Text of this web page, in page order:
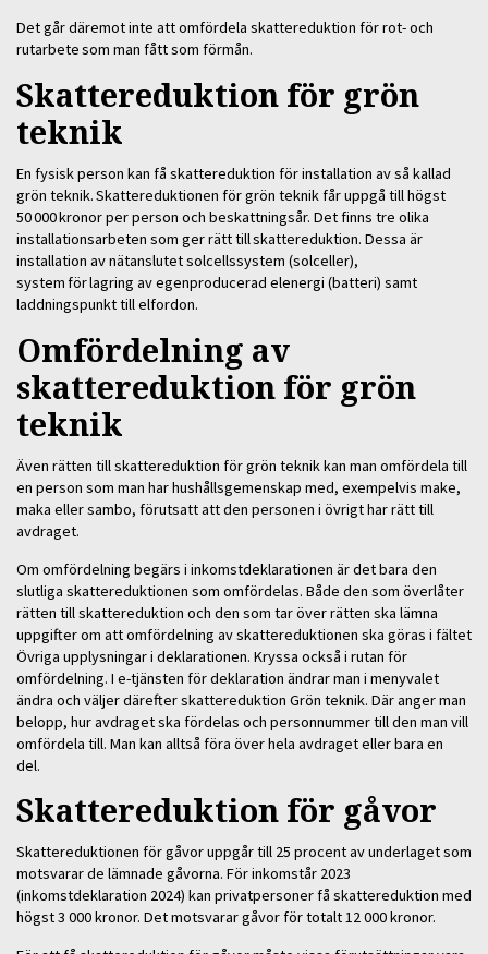
Det går däremot inte att omfördela skattereduktion för rot- och
rutarbete som man fått som förmån.
Skattereduktion för grön
teknik
En fysisk person kan få skattereduktion för installation av så kallad
grön teknik. Skattereduktionen för grön teknik får uppgå till högst
50 000 kronor per person och beskattningsår. Det finns tre olika
installationsarbeten som ger rätt till skattereduktion. Dessa är
installation av nätanslutet solcellssystem (solceller),
system för lagring av egenproducerad elenergi (batteri) samt
laddningspunkt till elfordon.
Omfördelning av
skattereduktion för grön
teknik
Även rätten till skattereduktion för grön teknik kan man omfördela till
en person som man har hushållsgemenskap med, exempelvis make,
maka eller sambo, förutsatt att den personen i övrigt har rätt till
avdraget.
Om omfördelning begärs i inkomstdeklarationen är det bara den
slutliga skattereduktionen som omfördelas. Både den som överlåter
rätten till skattereduktion och den som tar över rätten ska lämna
uppgifter om att omfördelning av skattereduktionen ska göras i fältet
Övriga upplysningar i deklarationen. Kryssa också i rutan för
omfördelning. I e-tjänsten för deklaration ändrar man i menyvalet
ändra och väljer därefter skattereduktion Grön teknik. Där anger man
belopp, hur avdraget ska fördelas och personnummer till den man vill
omfördela till. Man kan alltså föra över hela avdraget eller bara en
del.
Skattereduktion för gåvor
Skattereduktionen för gåvor uppgår till 25 procent av underlaget som
motsvarar de lämnade gåvorna. För inkomstår 2023
(inkomstdeklaration 2024) kan privatpersoner få skattereduktion med
högst 3 000 kronor. Det motsvarar gåvor för totalt 12 000 kronor.